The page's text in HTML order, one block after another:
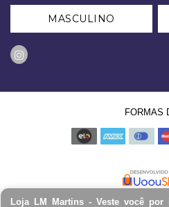
Loja LM Martins - Veste você por
MASCULINO
FORMAS